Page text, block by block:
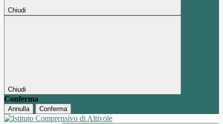
Chiudi
Chiudi
Conferma
Annulla Conferma